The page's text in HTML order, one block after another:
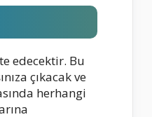
edecektir. Bu
çıkacak ve
herhangi